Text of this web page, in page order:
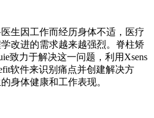
生因工作而经历身体不适，医疗
改进的需求越来越强烈。脊柱矫
致力于解决这一问题，利用Xsens
软件来识别痛点并创建解决方
身体健康和工作表现。